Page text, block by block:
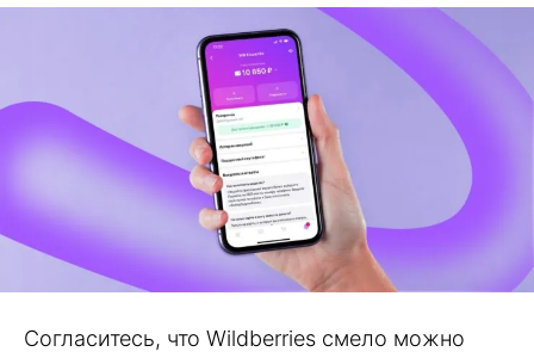
Согласитесь, что Wildberries смело можно